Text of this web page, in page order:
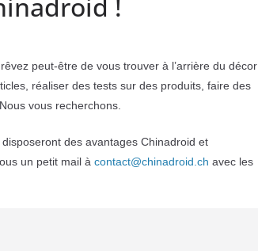
!
peut-être de vous trouver à l’arrière du décor
réaliser des tests sur des produits, faire des
vous recherchons.
des avantages Chinadroid et
un petit mail à contact@chinadroid.ch avec les